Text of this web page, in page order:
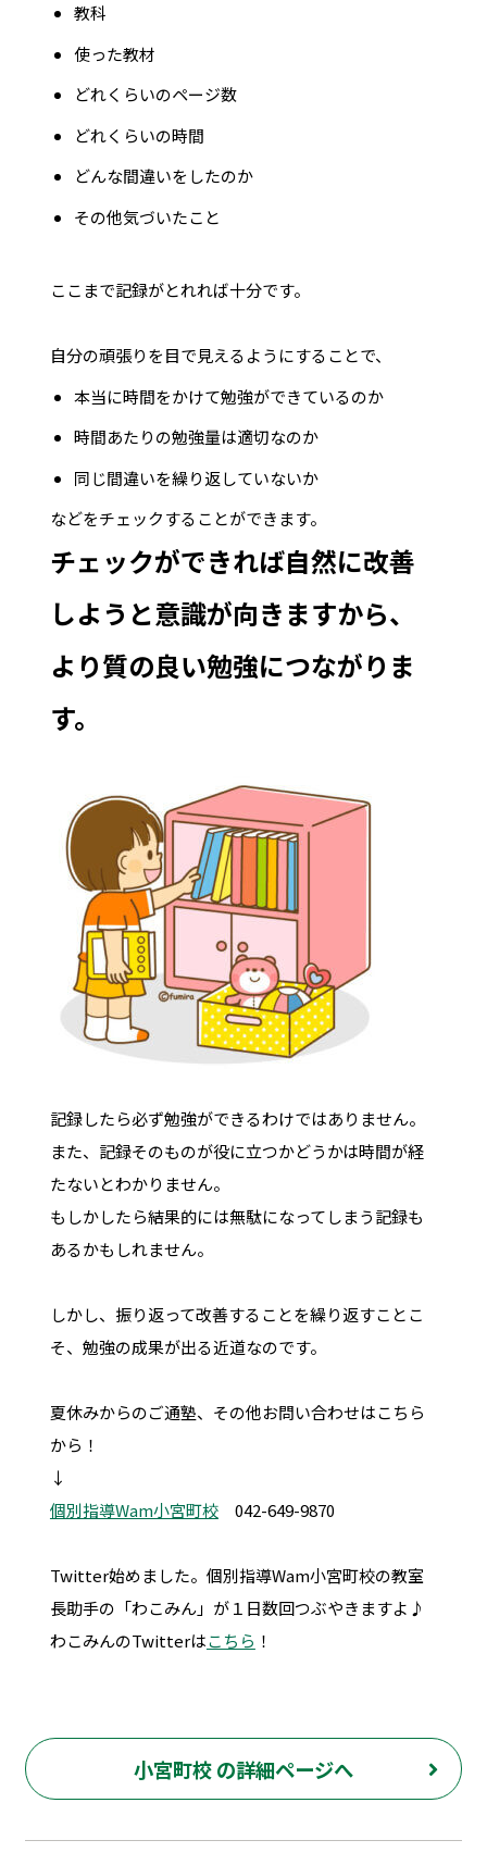
教科
使った教材
どれくらいのページ数
どれくらいの時間
どんな間違いをしたのか
その他気づいたこと
ここまで記録がとれれば十分です。
自分の頑張りを目で見えるようにすることで、
本当に時間をかけて勉強ができているのか
時間あたりの勉強量は適切なのか
同じ間違いを繰り返していないか
などをチェックすることができます。
チェックができれば自然に改善
しようと意識が向きますから、
より質の良い勉強につながりま
す。
記録したら必ず勉強ができるわけではありません。
また、記録そのものが役に立つかどうかは時間が経
たないとわかりません。
もしかしたら結果的には無駄になってしまう記録も
あるかもしれません。
しかし、振り返って改善することを繰り返すことこ
そ、勉強の成果が出る近道なのです。
夏休みからのご通塾、その他お問い合わせはこちら
から！
↓
個別指導Wam小宮町校042-649-9870
Twitter始めました。個別指導Wam小宮町校の教室
長助手の「わこみん」が１日数回つぶやきますよ♪
わこみんのTwitterはこちら ！
小宮町校 の詳細ページへ